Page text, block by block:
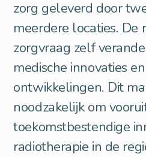
zorg geleverd door
meerdere locaties. De
zorgvraag zelf
medische innovaties
ontwikkelingen. Dit
noodzakelijk om
toekomstbestendige
radiotherapie in de